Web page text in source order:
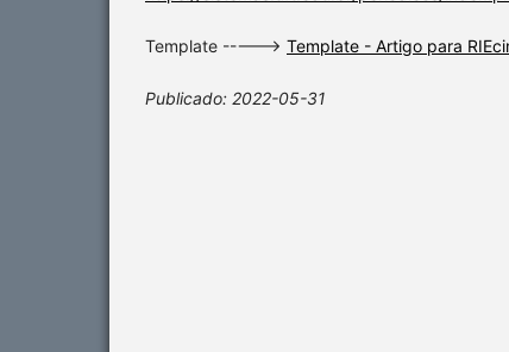
Template -----> Template - Artigo para
Publicado: 2022-05-31